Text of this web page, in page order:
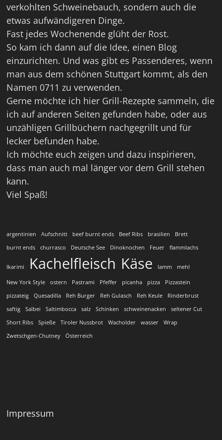
verkohlten Schweinebauch, sondern auch die
etwas aufwändigeren Dinge.
Fast jedes Wochenende glüht der Rost.
So kam ich dann auf die Idee, einen Blog
einzurichten. Und was gibt es Passenderes, wenn
man aus dem schönen Stuttgart kommt, als den
Namen 0711 zu verwenden.
Gerne möchte ich hier Grill-Rezepte sammeln, die
ich auf anderen Seiten gefunden habe, oder aus
unzähligen Grillbüchern nachgegrillt und für
lecker befunden habe.
Ich möchte euch zeigen und dazu inspirieren,
dass man auch mal länger vor dem Grill stehen
kann.
Viel Spaß!
argentinien Aufschnitt beef burnt ends Beef Ribs brasilien
Brett
burnt ends
churrasco Deutsche See Dinoknochen Feuer flammlachs
Ikarimi Kachelfleisch Käse lamm mehl
New York Style ostern Pastrami Pfeffer picanha pizza
Pizzastein
pizzateig
Quesadilla Reh Burger Reh Gulasch Reh Keule
Rinderbrust
saftig
Salbei Saltimbocca salz Schinken schweinenacken
seltener Cut
Short Ribs
Spieße Tiroler Nussbrot Wacholder wasser
Wrap
Zwetschgen-Chutney
Österreich
Impressum